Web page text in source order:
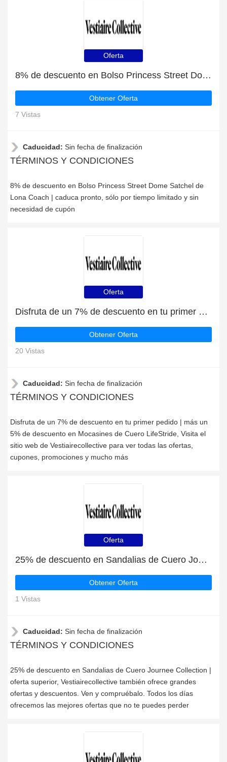
Oferta
8% de descuento en Bolso Princess Street Dome Satchel de Lona Coach | caduca pronto
Obtener Oferta
7 Vistas
Caducidad: Sin fecha de finalización
TÉRMINOS Y CONDICIONES
8% de descuento en Bolso Princess Street Dome Satchel de
Lona Coach | caduca pronto, sólo por tiempo limitado y sin
necesidad de cupón
Oferta
Disfruta de un 7% de descuento en tu primer pedido | más un 5% de descuento en Mocasines de Cuero LifeStride
Obtener Oferta
20 Vistas
Caducidad: Sin fecha de finalización
TÉRMINOS Y CONDICIONES
Disfruta de un 7% de descuento en tu primer pedido | más un
5% de descuento en Mocasines de Cuero LifeStride, Visita el
sitio web de Vestiairecollective para ver todas las ofertas,
cupones, promociones y mucho más
Oferta
25% de descuento en Sandalias de Cuero Journee Collection | oferta superior
Obtener Oferta
1 Vistas
Caducidad: Sin fecha de finalización
TÉRMINOS Y CONDICIONES
25% de descuento en Sandalias de Cuero Journee Collection |
oferta superior, Vestiairecollective también ofrece grandes
ofertas y descuentos. Ven y compruébalo. Todos los días
ofrecemos las mejores ofertas que no te puedes perder